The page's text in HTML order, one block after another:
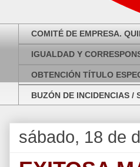
COMITÉ DE EMPRESA.
IGUALDAD Y
OBTENCIÓN TÍTULO
BUZÓN DE INCIDENCIAS /
sábado, 18 de